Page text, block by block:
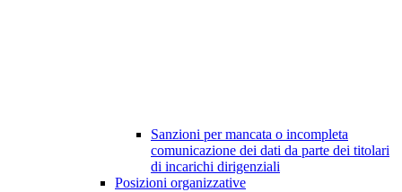
Sanzioni per mancata o incompleta
comunicazione dei dati da parte dei titolari
di incarichi dirigenziali
Posizioni organizzative